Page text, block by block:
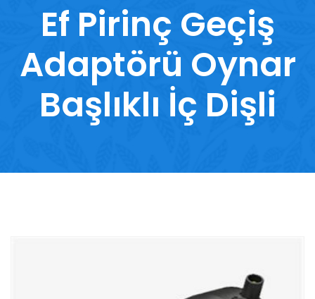
Ef Pirinç Geçiş
Adaptörü Oynar
Başlıklı İç Dişli